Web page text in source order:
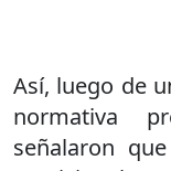
Así, luego de
normativa
señalaron